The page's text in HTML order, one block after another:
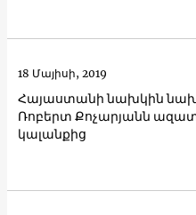
Հայաստանի նախկին
Ռոբերտ Քոչարյանն
կալանքից
18 Մայիսի, 2019